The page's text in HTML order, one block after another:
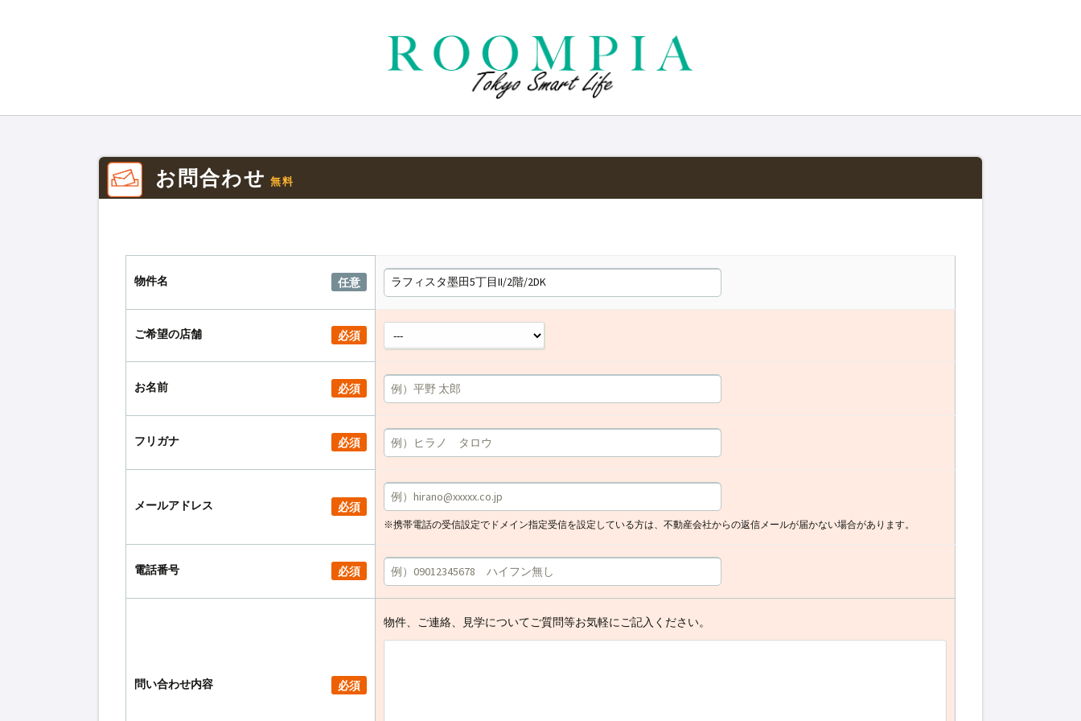
お問合わせ 無料
物件名 任意
ご希望の店舗 必須
お名前 必須
フリガナ 必須
メールアドレス 必須
※携帯電話の受信設定でドメイン指定受信を設定している方は、不動産会社からの返信メールが届かない場合があります。
電話番号 必須
問い合わせ内容 必須
物件、ご連絡、見学についてご質問等お気軽にご記入ください。